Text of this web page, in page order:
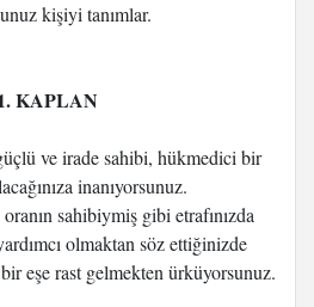
kişiyi tanımlar.
KAPLAN
ve irade sahibi, hükmedici bir
inanıyorsunuz.
sahibiymiş gibi etrafınızda
olmaktan söz ettiğinizde
eşe rast gelmekten ürküyorsunuz.